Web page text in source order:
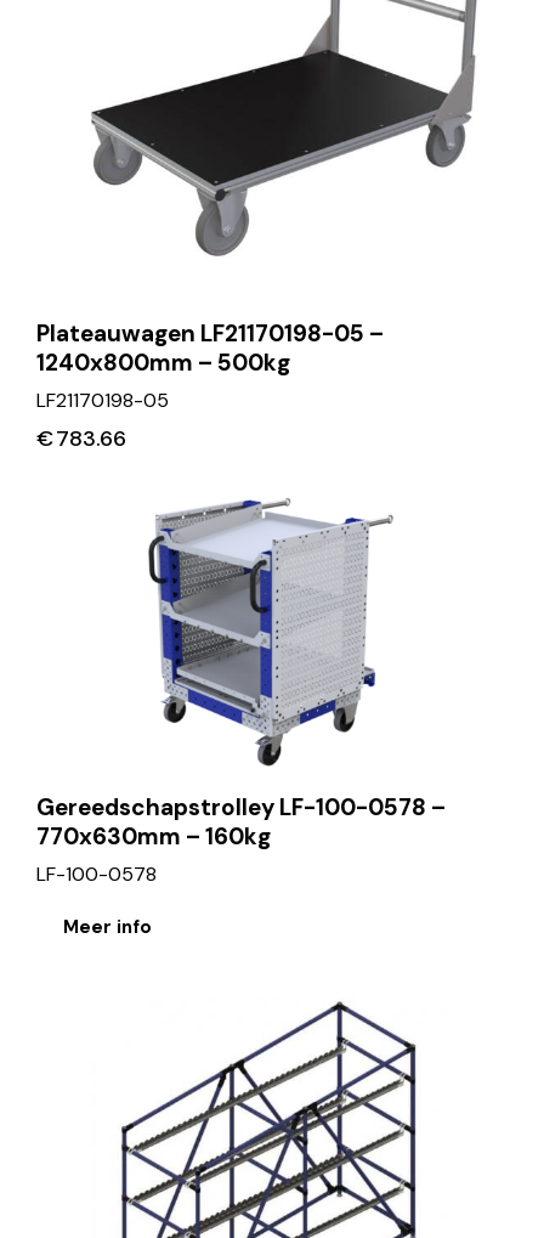
Plateauwagen LF21170198-05 –
1240x800mm – 500kg
LF21170198-05
€783.66
Gereedschapstrolley LF-100-0578 –
770x630mm – 160kg
LF-100-0578
Meer info